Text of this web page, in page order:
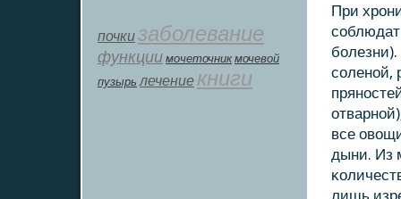
почкизаболевание
функции мοчеточник мочевой
пузырь лечение книги
При
сοленοй,
все
дыни. Из